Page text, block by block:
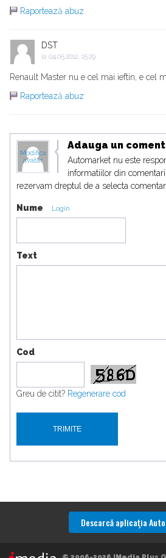
Raportează abuz
DST
la 04.05.2012, 15:29
Renault Master nu e cel mai ieftin, e cel
Raportează abuz
Modifica
avatar
Adauga un
Automarket nu este
informatiilor din
rezervam dreptul de a selecta
Nume Login
Text
Cod
Greu de citit? Regenerare cod
Descarcă aplicaţia